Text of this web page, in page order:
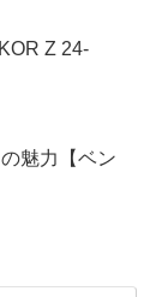
Z 24-
魅力【ベン